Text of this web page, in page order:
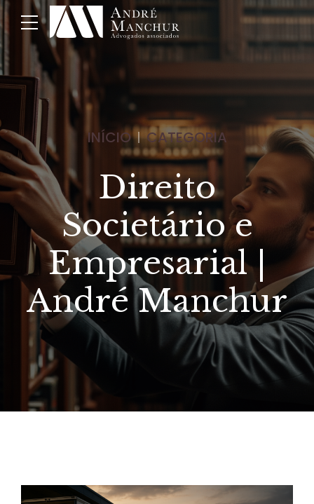
INÍCIO CATEGORIA
Direito
Societário e
Empresarial |
André Manchur